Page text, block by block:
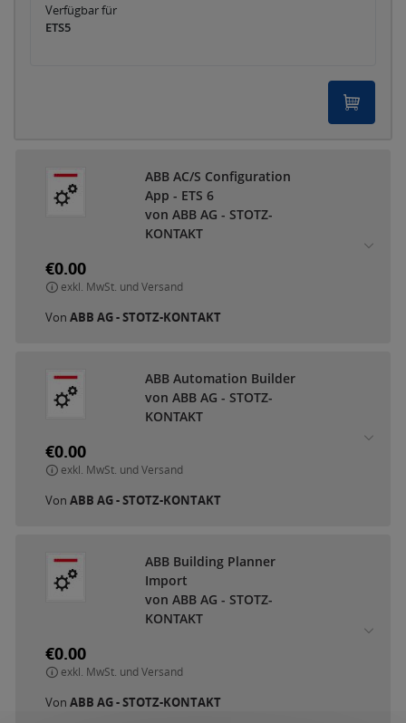
Verfügbar für
ETS5
ABB AC/S Configuration
App - ETS 6
von ABB AG - STOTZ-
KONTAKT
€0.00
exkl. MwSt. und Versand
Von ABB AG - STOTZ-KONTAKT
ABB Automation Builder
von ABB AG - STOTZ-
KONTAKT
€0.00
exkl. MwSt. und Versand
Von ABB AG - STOTZ-KONTAKT
ABB Building Planner
Import
von ABB AG - STOTZ-
KONTAKT
€0.00
exkl. MwSt. und Versand
Von ABB AG - STOTZ-KONTAKT